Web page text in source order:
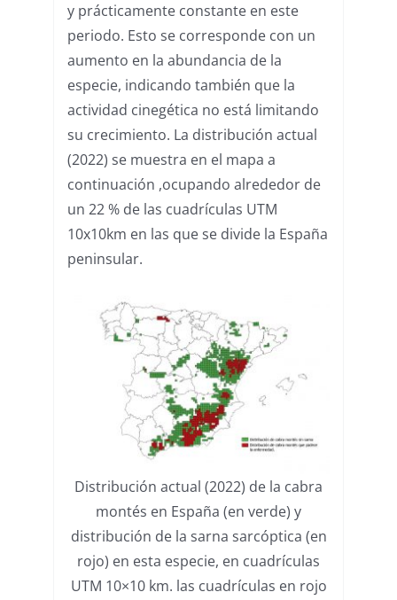
y prácticamente constante en este
periodo. Esto se corresponde con un
aumento en la abundancia de la
especie, indicando también que la
actividad cinegética no está limitando
su crecimiento. La distribución actual
(2022) se muestra en el mapa a
continuación ,ocupando alrededor de
un 22 % de las cuadrículas UTM
10x10km en las que se divide la España
peninsular.
Distribución actual (2022) de la cabra
montés en España (en verde) y
distribución de la sarna sarcóptica (en
rojo) en esta especie, en cuadrículas
UTM 10×10 km. las cuadrículas en rojo